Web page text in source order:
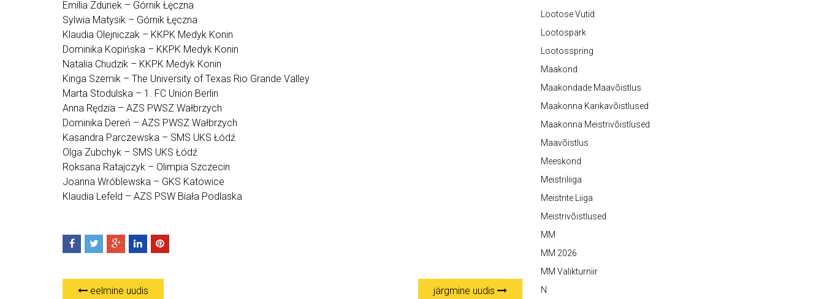
Emilia Zdunek – Górnik Łęczna
Sylwia Matysik – Górnik Łęczna
Klaudia Olejniczak – KKPK Medyk Konin
Dominika Kopińska – KKPK Medyk Konin
Natalia Chudzik – KKPK Medyk Konin
Kinga Szemik – The University of Texas Rio Grande Valley
Marta Stodulska – 1. FC Union Berlin
Anna Rędzia – AZS PWSZ Wałbrzych
Dominika Dereń – AZS PWSZ Wałbrzych
Kasandra Parczewska – SMS UKS Łódź
Olga Zubchyk – SMS UKS Łódź
Roksana Ratajczyk – Olimpia Szczecin
Joanna Wróblewska – GKS Katowice
Klaudia Lefeld – AZS PSW Biała Podlaska
eelmine uudis järgmine uudis
Lootose Vutid
Lootospark
Lootosspring
Maakond
Maakondade Maavõistlus
Maakonna Karikavõistlused
Maakonna Meistrivõistlused
Maavõistlus
Meeskond
Meistriliiga
Meistrite Liiga
Meistrivõistlused
MM
MM 2026
MM Valikturniir
N